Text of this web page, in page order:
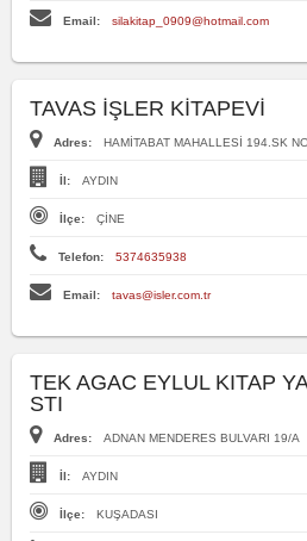
Email: silakitap_0909@hotmail.com
TAVAS İŞLER KİTAPEVİ
Adres: HAMİTABAT MAHALLESİ 194.SK
İl: AYDIN
İlçe: ÇİNE
Telefon: 5374635938
Email: tavas@isler.com.tr
TEK AGAC EYLUL KITAP
STI
Adres: ADNAN MENDERES BULVARI 19/A
İl: AYDIN
İlçe: KUŞADASI